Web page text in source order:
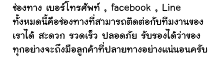
ช่องทาง เบอร์โทรศัพท์ , facebook , Line
ทั้งหมดนี้คือช่องทางที่สามารถติดต่อกับทีมงานของ
เราได้ สะดวก รวดเร็ว ปลอดภัย รับรองได้ว่าของ
ทุกอย่างจะถึงมือลูกค้าที่ปลายทางอย่างแน่นอนครับ